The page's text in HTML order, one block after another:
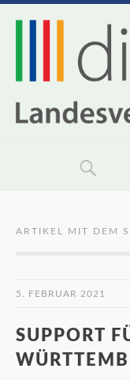
ARTIKEL MIT DEM
5. FEBRUAR 2021
SUPPORT